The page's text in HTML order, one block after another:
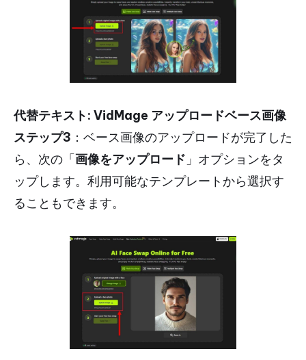
代替テキスト: VidMage アップロードベース画像
ステップ3 ：ベース画像のアップロードが完了した
ら、次の「画像をアップロード 」オプションをタ
ップします。利用可能なテンプレートから選択す
ることもできます。